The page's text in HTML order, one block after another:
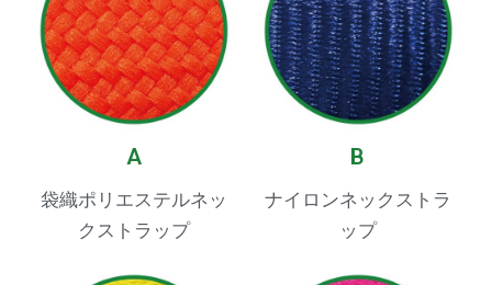
A
袋織ポリエステルネッ
クストラップ
B
ナイロンネックストラ
ップ